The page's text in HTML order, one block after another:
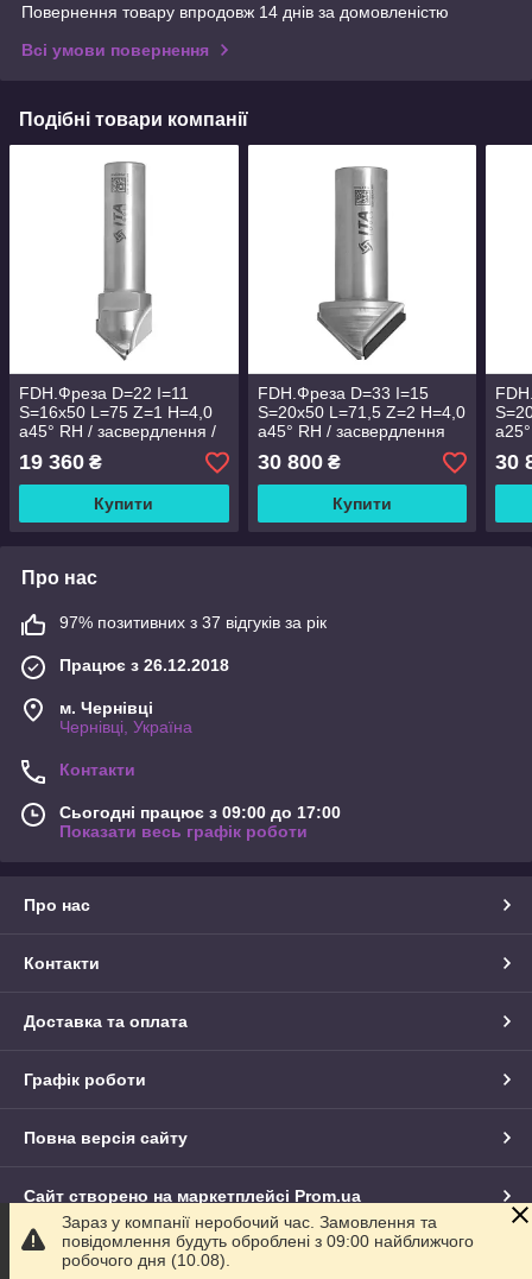
Повернення товару впродовж 14 днів за домовленістю
Всі умови повернення
Подібні товари компанії
FDH.Фреза D=22 I=11
S=16x50 L=75 Z=1 H=4,0
a45° RH / засвердлення /
POZ.
19 360 ₴
Купити
FDH.Фреза D=33 I=15
S=20x50 L=71,5 Z=2 H=4,0
a45° RH / засвердлення
30 800₴
Купити
30
Про нас
97% позитивних з 37 відгуків за рік
Працює з 26.12.2018
м. Чернівці
Чернівці, Україна
Контакти
Сьогодні працює з 09:00 до 17:00
Показати весь графік роботи
Про нас
Контакти
Доставка та оплата
Графік роботи
Повна версія сайту
Сайт створено на маркетплейсі Prom.ua
Політика конфіденційності
Зараз у компанії неробочий час. Замовлення та
повідомлення будуть оброблені з 09:00 найближчого
робочого дня (10.08).